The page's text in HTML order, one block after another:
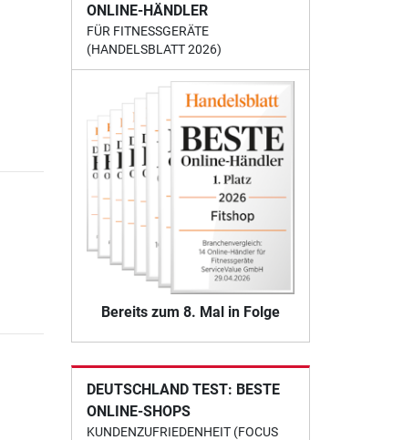
ONLINE-HÄNDLER
FÜR FITNESSGERÄTE
(HANDELSBLATT 2026)
Bereits zum 8. Mal in Folge
DEUTSCHLAND TEST: BESTE
ONLINE-SHOPS
KUNDENZUFRIEDENHEIT (FOCUS